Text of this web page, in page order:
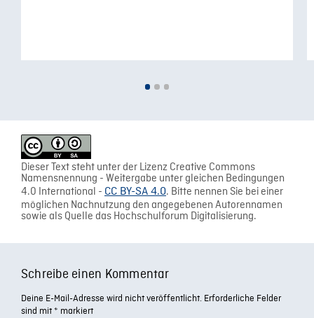
Dieser Text steht unter der Lizenz Creative Commons
Namensnennung - Weitergabe unter gleichen Bedingungen
4.0 International - CC BY-SA 4.0. Bitte nennen Sie bei einer
möglichen Nachnutzung den angegebenen Autorennamen
sowie als Quelle das Hochschulforum Digitalisierung.
Schreibe einen Kommentar
Deine E-Mail-Adresse wird nicht veröffentlicht. Erforderliche Felder
sind mit * markiert